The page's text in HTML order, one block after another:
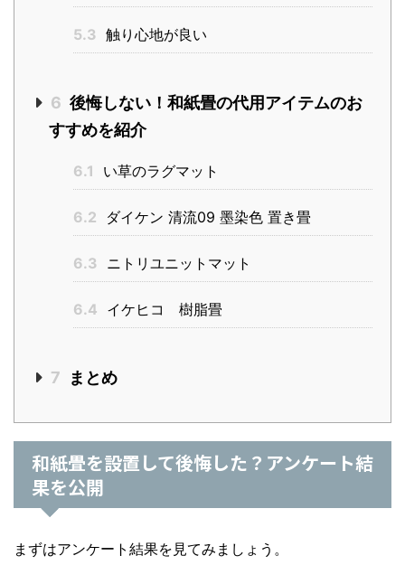
5.3 触り心地が良い
6 後悔しない！和紙畳の代用アイテムのお
すすめを紹介
6.1 い草のラグマット
6.2 ダイケン 清流09 墨染色 置き畳
6.3 ニトリユニットマット
6.4 イケヒコ 樹脂畳
7 まとめ
和紙畳を設置して後悔した？アンケート結
果を公開
まずはアンケート結果を見てみましょう。